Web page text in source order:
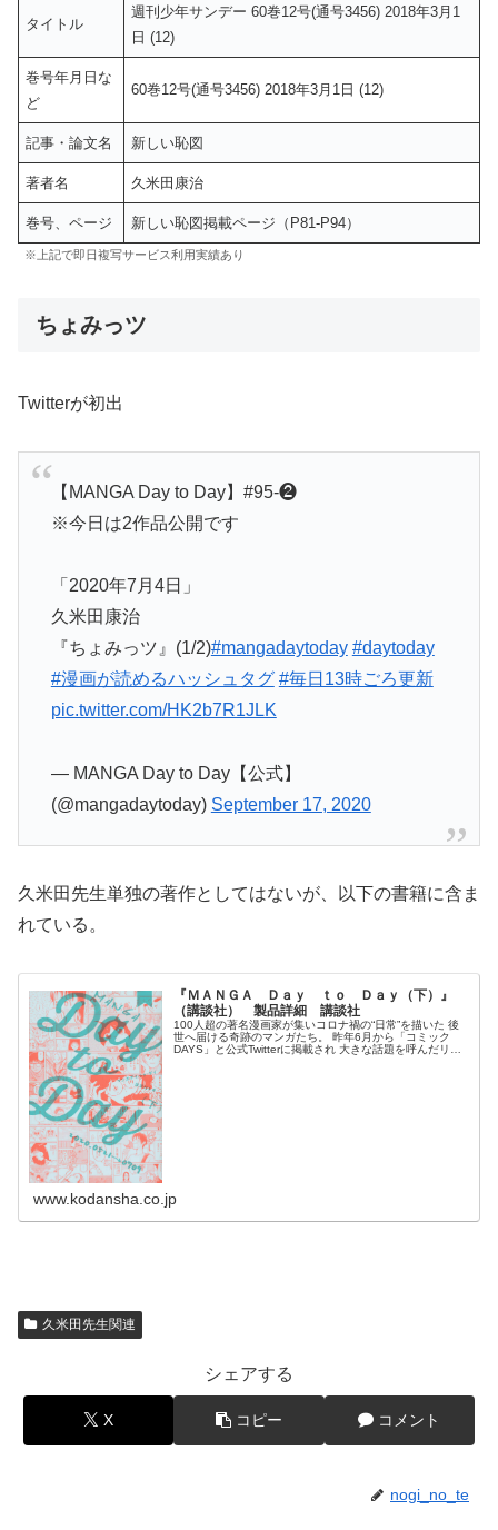
タイトル
週刊少年サンデー 60巻12号(通号3456) 2018年3月1
日 (12)
巻号年月日な
ど
60巻12号(通号3456) 2018年3月1日 (12)
記事・論文名 新しい恥図
著者名 久米田康治
巻号、ページ 新しい恥図掲載ページ（P81-P94）
※上記で即日複写サービス利用実績あり
ちょみっツ
Twitterが初出
【MANGA Day to Day】#95-❷
※今日は2作品公開です
「2020年7月4日」
久米田康治
『ちょみっツ』(1/2)#mangadaytoday #daytoday
#漫画が読めるハッシュタグ #毎日13時ごろ更新
pic.twitter.com/HK2b7R1JLK
— MANGA Day to Day【公式】
(@mangadaytoday) September 17, 2020
久米田先生単独の著作としてはないが、以下の書籍に含ま
れている。
『ＭＡＮＧＡ Ｄａｙ ｔｏ Ｄａｙ（下）』
（講談社） 製品詳細 講談社
100人超の著名漫画家が集いコロナ禍の“日常”を描いた 後
世へ届ける奇跡のマンガたち。 昨年6月から「コミック
DAYS」と公式Twitterに掲載され 大きな話題を呼んだリレ
www.kodansha.co.jp
久米田先生関連
シェアする
X コピー コメント
nogi_no_te